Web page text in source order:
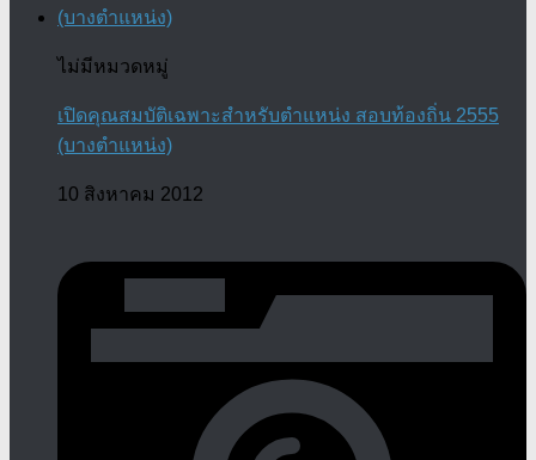
ไม่มีหมวดหมู่
เปิดคุณสมบัติเฉพาะสำหรับตำแหน่ง สอบท้องถิ่น 2555
(บางตำแหน่ง)
10 สิงหาคม 2012